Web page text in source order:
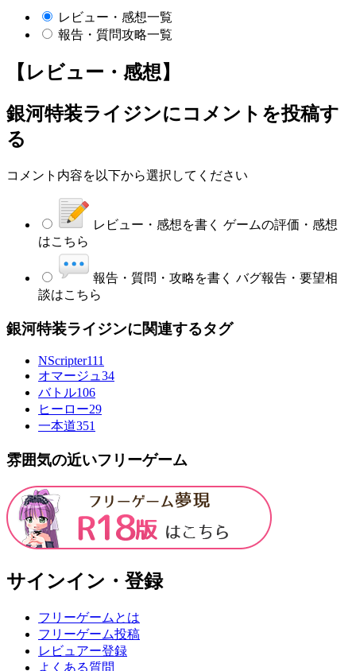
レビュー・感想一覧
報告・質問攻略一覧
【レビュー・感想】
銀河特装ライジンにコメントを投稿す
る
コメント内容を以下から選択してください
レビュー・感想を書く ゲームの評価・感想
はこちら
報告・質問・攻略を書く バグ報告・要望相
談はこちら
銀河特装ライジンに関連するタグ
NScripter111
オマージュ34
バトル106
ヒーロー29
一本道351
雰囲気の近いフリーゲーム
サインイン・登録
フリーゲームとは
フリーゲーム投稿
レビュアー登録
よくある質問